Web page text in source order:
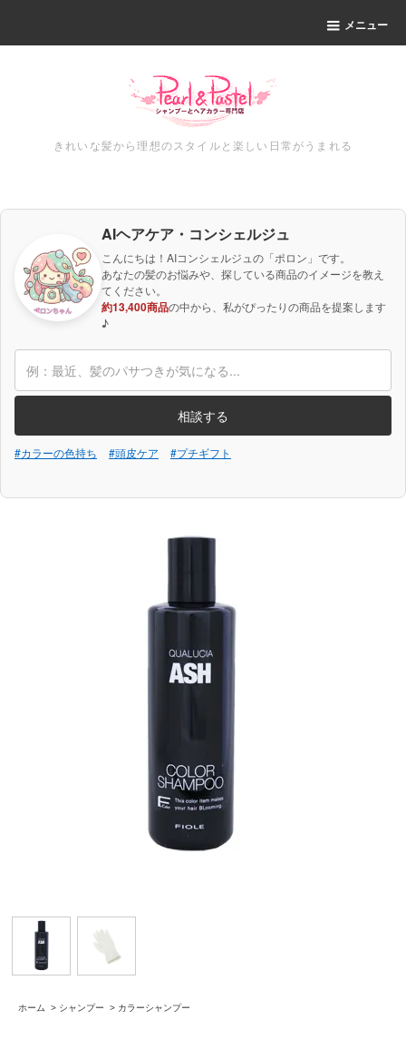
メニュー
きれいな髪から理想のスタイルと楽しい日常がうまれる
AIヘアケア・コンシェルジュ
こんにちは！AIコンシェルジュの「ポロン」です。
あなたの髪のお悩みや、探している商品のイメージを教え
てください。
約13,400商品の中から、私がぴったりの商品を提案します
♪
相談する
#カラーの色持ち #頭皮ケア #プチギフト
ホーム > シャンプー > カラーシャンプー